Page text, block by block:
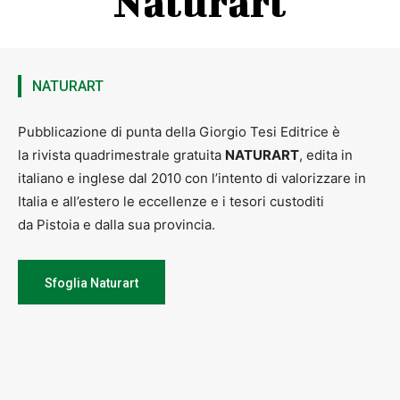
NATURART
Pubblicazione di punta della Giorgio Tesi Editrice è
la rivista quadrimestrale gratuita NATURART, edita in
italiano e inglese dal 2010 con l’intento di valorizzare in
Italia e all’estero le eccellenze e i tesori custoditi
da Pistoia e dalla sua provincia.
Sfoglia Naturart